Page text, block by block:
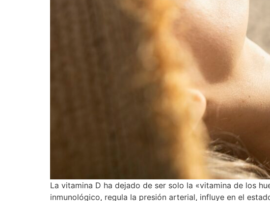
La vitamina D ha dejado de ser solo la «vitamina de los
inmunológico, regula la presión arterial, influye en el